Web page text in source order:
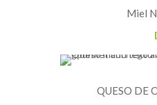
Miel
QUESO DE